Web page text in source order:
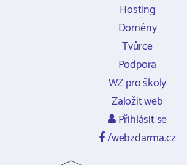
Hosting
Domény
Tvůrce
Podpora
WZ pro školy
Založit web
Přihlásit se
/webzdarma.cz